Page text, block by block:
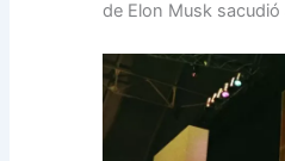
de Elon Musk sacudió